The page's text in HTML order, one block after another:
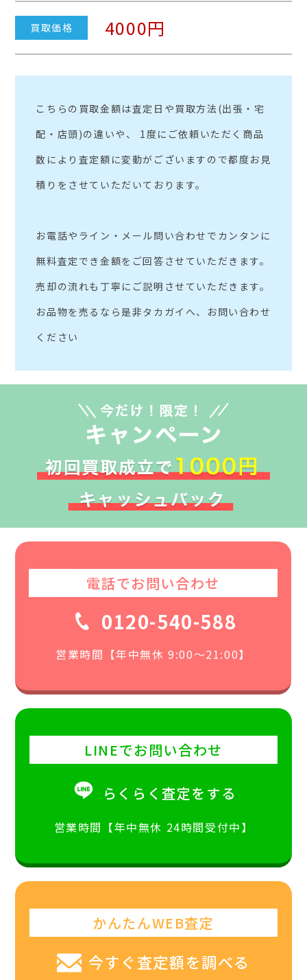
買取価格 4000円
こちらの買取金額は査定日や買取方法(出張・宅
配・店頭)の違いや、 1度にご依頼いただく商品
数により査定額に変動がございますので都度お見
積りをさせていただいております。
お電話やライン・メール問い合わせでカンタンに
無料査定でき金額をご回答させていただきます。
売却の流れも丁寧にご説明させていただきます。
お品物を売るなら是非タカガイへ、お問い合わせ
ください
電話でお問い合わせ
0120-540-588
営業時間【年中無休 9:00〜21:00】
LINEでお問い合わせ
らくらく査定をする
営業時間【年中無休 24時間受付中】
かんたんWEB査定
今すぐ査定額を調べる